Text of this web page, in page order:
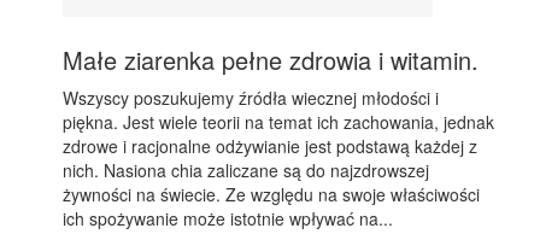
Małe ziarenka pełne zdrowia i witamin.
Wszyscy poszukujemy źródła wiecznej młodości i
piękna. Jest wiele teorii na temat ich zachowania, jednak
zdrowe i racjonalne odżywianie jest podstawą każdej z
nich. Nasiona chia zaliczane są do najzdrowszej
żywności na świecie. Ze względu na swoje właściwości
ich spożywanie może istotnie wpływać na...